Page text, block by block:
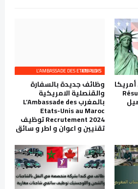
L’AMBASSADE DES ETATS-UNIS EMPLOIS
وظائف جديدة بالسفارة
والقنصلية الامريكية
بالمغرب L’Ambassade des
Etats-Unis au Maroc
Recrutement 2024 توظيف
تقنيين و اعوان و اطر و سائق